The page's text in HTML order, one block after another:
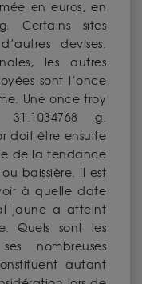
en euros, en
Certains sites
devises.
les autres
sont l’once
Une once troy
g.
doit être ensuite
de la tendance
baissière. Il est
à quelle date
jaune a atteint
Quels sont les
nombreuses
autant